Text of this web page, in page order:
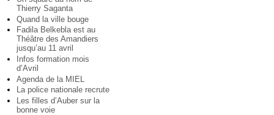
Thierry Saganta
Quand la ville bouge
Fadila Belkebla est au
Théâtre des Amandiers
jusqu’au 11 avril
Infos formation mois
d’Avril
Agenda de la MIEL
La police nationale recrute
Les filles d’Auber sur la
bonne voie